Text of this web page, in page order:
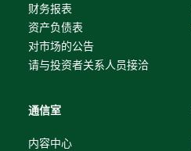
财务报表
资产负债表
对市场的公告
请与投资者关系人员接洽
通信室
内容中心